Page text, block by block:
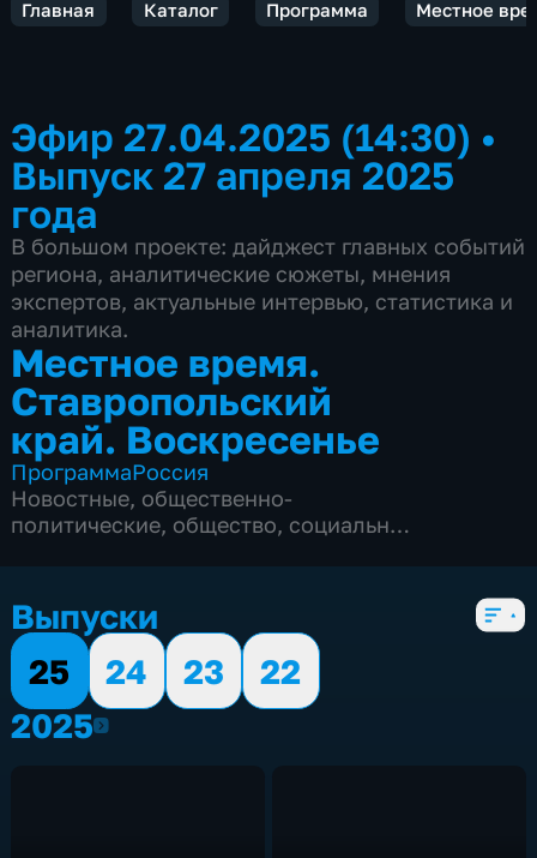
Главная Каталог Программа Местное
Эфир 27.04.2025 (14:30) •
Выпуск 27 апреля 2025
года
В большом проекте: дайджест главных событий
региона, аналитические сюжеты, мнения
экспертов, актуальные интервью, статистика и
аналитика.
Местное время.
Ставропольский
край. Воскресенье
ПрограммаРоссия
Новостные, общественно-
политические, общество, социально-
Выпуски
25
24 23
22
20252025